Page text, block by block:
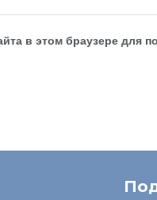
в этом браузере для